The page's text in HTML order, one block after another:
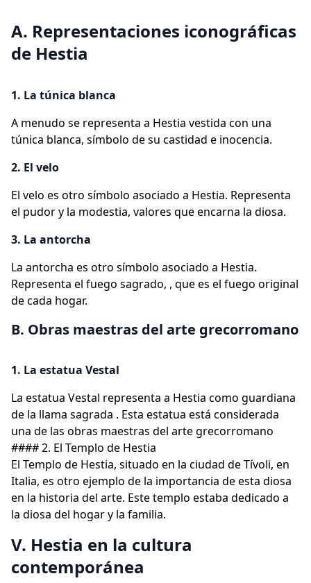
A. Representaciones iconográficas
de Hestia
1. La túnica blanca
A menudo se representa a Hestia vestida con una
túnica blanca, símbolo de su castidad e inocencia.
2. El velo
El velo es otro símbolo asociado a Hestia. Representa
el pudor y la modestia, valores que encarna la diosa.
3. La antorcha
La antorcha es otro símbolo asociado a Hestia.
Representa el fuego sagrado, , que es el fuego original
de cada hogar.
B. Obras maestras del arte grecorromano
1. La estatua Vestal
La estatua Vestal representa a Hestia como guardiana
de la llama sagrada . Esta estatua está considerada
una de las obras maestras del arte grecorromano
#### 2. El Templo de Hestia
El Templo de Hestia, situado en la ciudad de Tívoli, en
Italia, es otro ejemplo de la importancia de esta diosa
en la historia del arte. Este templo estaba dedicado a
la diosa del hogar y la familia.
V. Hestia en la cultura
contemporánea